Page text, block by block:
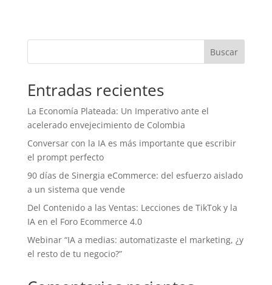
Buscar
Entradas recientes
La Economía Plateada: Un Imperativo ante el
acelerado envejecimiento de Colombia
Conversar con la IA es más importante que escribir
el prompt perfecto
90 días de Sinergia eCommerce: del esfuerzo aislado
a un sistema que vende
Del Contenido a las Ventas: Lecciones de TikTok y la
IA en el Foro Ecommerce 4.0
Webinar “IA a medias: automatizaste el marketing, ¿y
el resto de tu negocio?”